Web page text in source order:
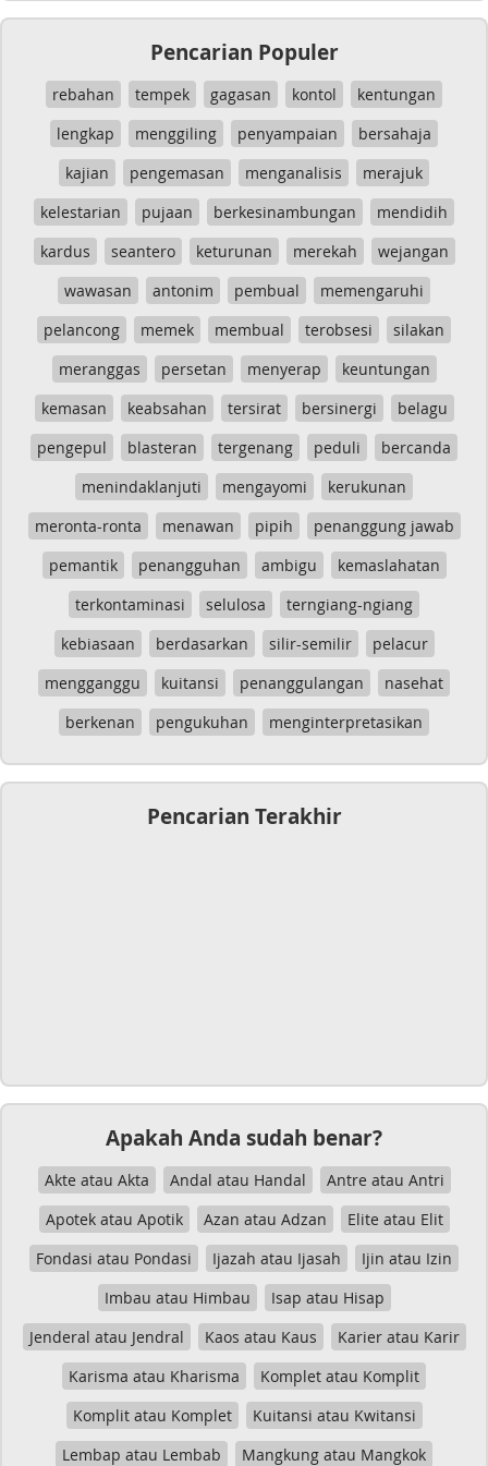
Pencarian Populer
rebahan tempek gagasan kontol
kentungan
lengkap
menggiling penyampaian
bersahaja
kajian
pengemasan menganalisis
merajuk
kelestarian
pujaan berkesinambungan
mendidih
kardus
seantero keturunan merekah
wejangan
wawasan
antonim pembual
memengaruhi
pelancong
memek membual terobsesi
silakan
meranggas
persetan menyerap
keuntungan
kemasan
keabsahan tersirat bersinergi
belagu
pengepul
blasteran tergenang peduli
bercanda
menindaklanjuti
mengayomi
kerukunan
meronta-ronta
menawan pipih
penanggung jawab
pemantik
penangguhan ambigu
kemaslahatan
terkontaminasi
selulosa
terngiang-ngiang
kebiasaan
berdasarkan silir-semilir
pelacur
mengganggu
kuitansi penanggulangan
nasehat
berkenan
pengukuhan menginterpretasikan
Pencarian Terakhir
Apakah Anda sudah benar?
Akte atau Akta Andal atau Handal
Antre atau Antri
Apotek atau Apotik
Azan atau Adzan
Elite atau Elit
Fondasi atau Pondasi
Ijazah atau Ijasah
Ijin atau Izin
Imbau atau Himbau
Isap atau Hisap
Jenderal atau Jendral
Kaos atau Kaus
Karier atau Karir
Karisma atau Kharisma
Komplet atau Komplit
Komplit atau Komplet
Kuitansi atau Kwitansi
Lembap atau Lembab
Mangkung atau Mangkok